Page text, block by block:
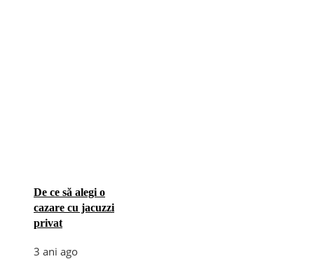
De ce să alegi o
cazare cu jacuzzi
privat
3 ani ago